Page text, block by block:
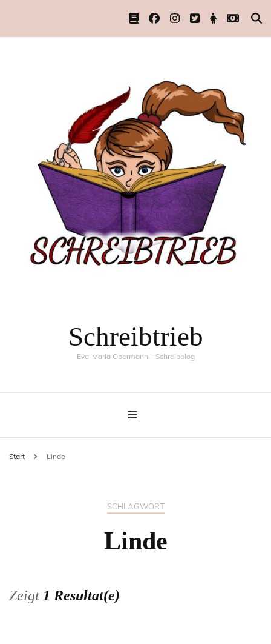
Schreibtrieb
Eva-Maria Obermann – Schreibblog
Start Linde
SCHLAGWORT
Linde
Zeigt 1 Resultat(e)